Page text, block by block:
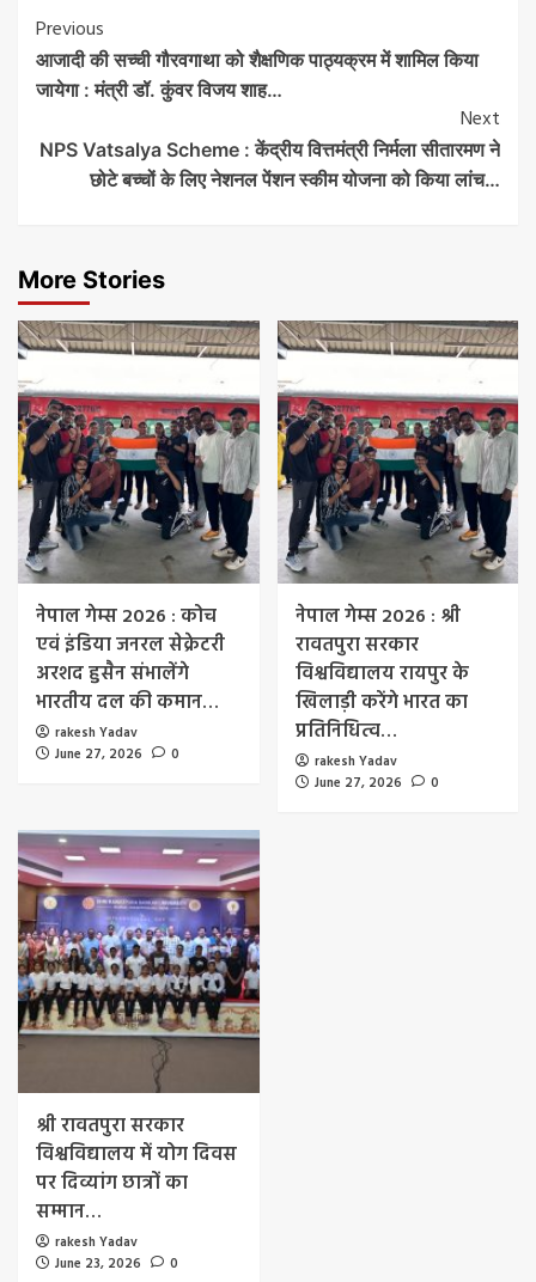
Post
Navigation
Previous
आजादी की सच्ची गौरवगाथा को शैक्षणिक पाठ्यक्रम में शामिल किया
जायेगा : मंत्री डॉ. कुंवर विजय शाह…
Next
NPS Vatsalya Scheme : केंद्रीय वित्तमंत्री निर्मला सीतारमण ने
छोटे बच्चों के लिए नेशनल पेंशन स्कीम योजना को किया लांच…
More Stories
नेपाल गेम्स 2026 : कोच
एवं इंडिया जनरल सेक्रेटरी
अरशद हुसैन संभालेंगे
भारतीय दल की कमान…
rakesh Yadav
June 27, 2026
0
नेपाल गेम्स 2026 : श्री
रावतपुरा सरकार
विश्वविद्यालय रायपुर के
खिलाड़ी करेंगे भारत का
प्रतिनिधित्व…
rakesh Yadav
June 27, 2026
0
श्री रावतपुरा सरकार
विश्वविद्यालय में योग दिवस
पर दिव्यांग छात्रों का
सम्मान…
rakesh Yadav
June 23, 2026
0